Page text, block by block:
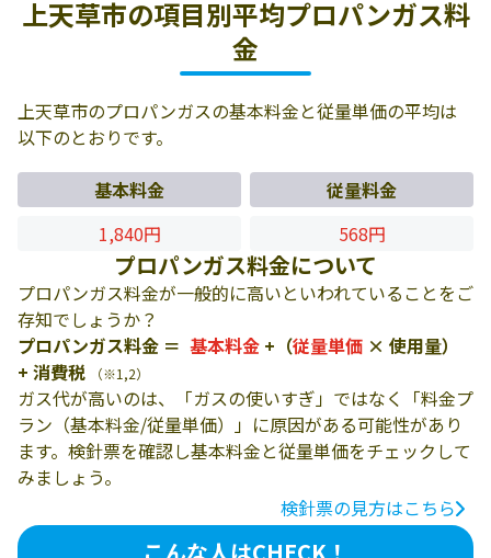
上天草市の項目別平均プロパンガス料
金
上天草市のプロパンガスの基本料金と従量単価の平均は
以下のとおりです。
基本料金
従量料金
1,840円
568円
プロパンガス料金について
プロパンガス料金が一般的に高いといわれていることをご
存知でしょうか？
プロパンガス料金 ＝ 基本料金 +（従量単価 × 使用量）
+ 消費税
（※1,2）
ガス代が高いのは、「ガスの使いすぎ」ではなく「料金プ
ラン（基本料金/従量単価）」に原因がある可能性があり
ます。検針票を確認し基本料金と従量単価をチェックして
みましょう。
検針票の見方はこちら